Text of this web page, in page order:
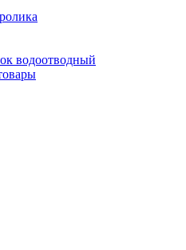
водоотводный